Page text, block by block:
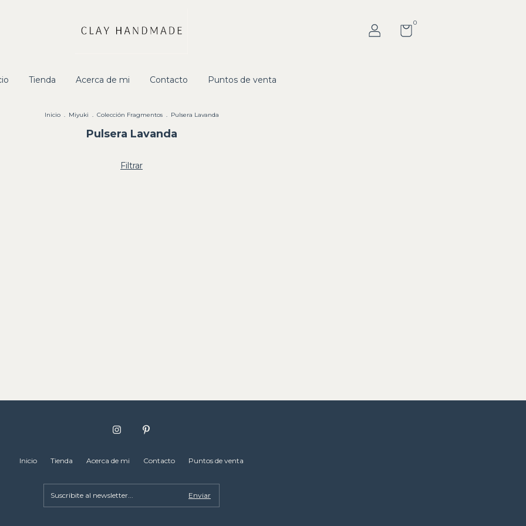
0
Tienda Acerca de mi Contacto Puntos de venta
Inicio . Miyuki . Colección Fragmentos . Pulsera Lavanda
Pulsera Lavanda
Filtrar
Inicio Tienda Acerca de mi Contacto Puntos de venta